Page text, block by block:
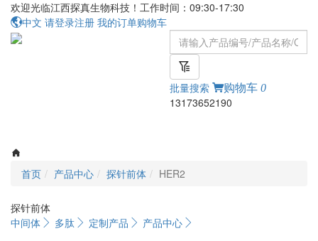
欢迎光临江西探真生物科技！工作时间：09:30-17:30
中文 请登录注册 我的订单购物车
批量搜索 购物车 0
13173652190
首页 产品中心 探针前体 HER2
探针前体
中间体
多肽 定制产品 产品中心